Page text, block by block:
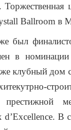
Ballroom в
был
в
клубный дом
-
В